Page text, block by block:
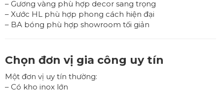
– Gương vàng phù hợp decor sang trọng
– Xước HL phù hợp phong cách hiện đại
– BA bóng phù hợp showroom tối giản
Chọn đơn vị gia công uy tín
Một đơn vị uy tín thường:
– Có kho inox lớn